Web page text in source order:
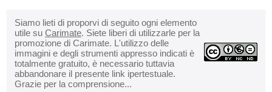
Siamo lieti di proporvi di seguito ogni elemento
utile su Carimate. Siete liberi di utilizzarle per la
promozione di Carimate. L'utilizzo delle
immagini e degli strumenti appresso indicati è
totalmente gratuito, è necessario tuttavia
abbandonare il presente link ipertestuale.
Grazie per la comprensione...